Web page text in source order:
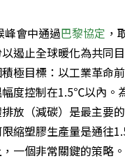
峰會中通過巴黎協定 ，
遏止全球暖化為共同
極目標：以工業革命
度控制在1.5℃以內。
放（減碳）是最主要
縮塑膠生產量是通往
一個非常關鍵的策略。